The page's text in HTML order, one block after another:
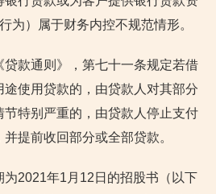
为）属于财务内控不规范情形。
款通则》，第七十一条规定若借
使用贷款的，由贷款人对其部分
特别严重的，由贷款人停止支付
提前收回部分或全部贷款。
为2021年1月12日的招股书（以下